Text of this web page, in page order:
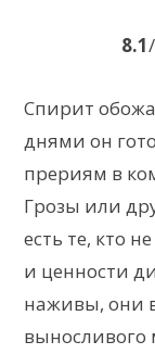
8.1
Спирит
днями он
прериям в
Грозы или
есть те, кто
и ценности
наживы, они
выносливого